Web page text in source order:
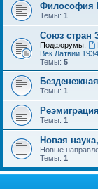
Философия
Темы: 1
Cоюз стран
Подфорумы:
Век Латвии
Темы: 5
Темы: 1
Темы: 1
Новая
Новые
Темы: 1